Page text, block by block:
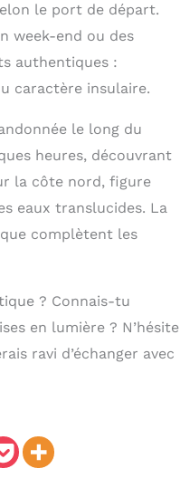
le port de départ.
week-end ou des
authentiques :
caractère insulaire.
le long du
heures, découvrant
la côte nord, figure
eaux translucides. La
complètent les
? Connais-tu
en lumière ? N’hésite
ravi d’échanger avec